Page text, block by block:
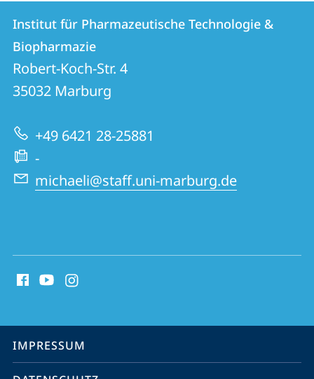
Kontakt
und
Informationen
zur
Website
Kontaktinformationen
Institut
für
Pharmazeutische
&
Biopharmazie
Institut für Pharmazeutische Technologie &
Biopharmazie
Robert-Koch-Str. 4
35032 Marburg
+49 6421 28-25881
-
michaeli@staff.uni-marburg.de
Media
Service-
Navigation
IMPRESSUM